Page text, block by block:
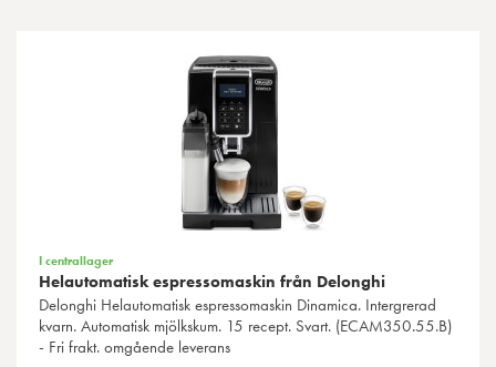
I centrallager
Helautomatisk espressomaskin från Delonghi
Delonghi Helautomatisk espressomaskin Dinamica. Intergrerad
kvarn. Automatisk mjölkskum. 15 recept. Svart. (ECAM350.55.B)
- Fri frakt. omgående leverans